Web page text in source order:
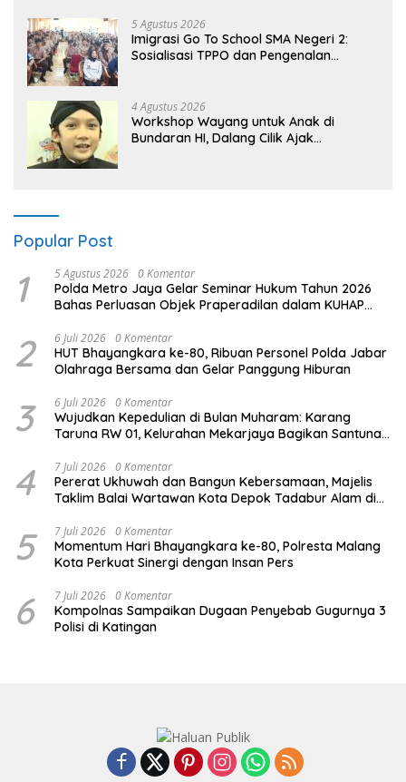
5 Agustus 2026
Imigrasi Go To School SMA Negeri 2:
Sosialisasi TPPO dan Pengenalan
4 Agustus 2026
Workshop Wayang untuk Anak di
Bundaran HI, Dalang Cilik Ajak
Popular Post
1 5 Agustus 2026 0 Komentar
Polda Metro Jaya Gelar Seminar Hukum Tahun 2026
Bahas Perluasan Objek Praperadilan dalam KUHAP
2 6 Juli 2026 0 Komentar
HUT Bhayangkara ke-80, Ribuan Personel Polda Jabar
Olahraga Bersama dan Gelar Panggung Hiburan
3 6 Juli 2026 0 Komentar
Wujudkan Kepedulian di Bulan Muharam: Karang
Taruna RW 01, Kelurahan Mekarjaya Bagikan Santunan
4 7 Juli 2026 0 Komentar
Pererat Ukhuwah dan Bangun Kebersamaan, Majelis
Taklim Balai Wartawan Kota Depok Tadabur Alam di
5 7 Juli 2026 0 Komentar
Momentum Hari Bhayangkara ke-80, Polresta Malang
Kota Perkuat Sinergi dengan Insan Pers
6 7 Juli 2026 0 Komentar
Kompolnas Sampaikan Dugaan Penyebab Gugurnya 3
Polisi di Katingan